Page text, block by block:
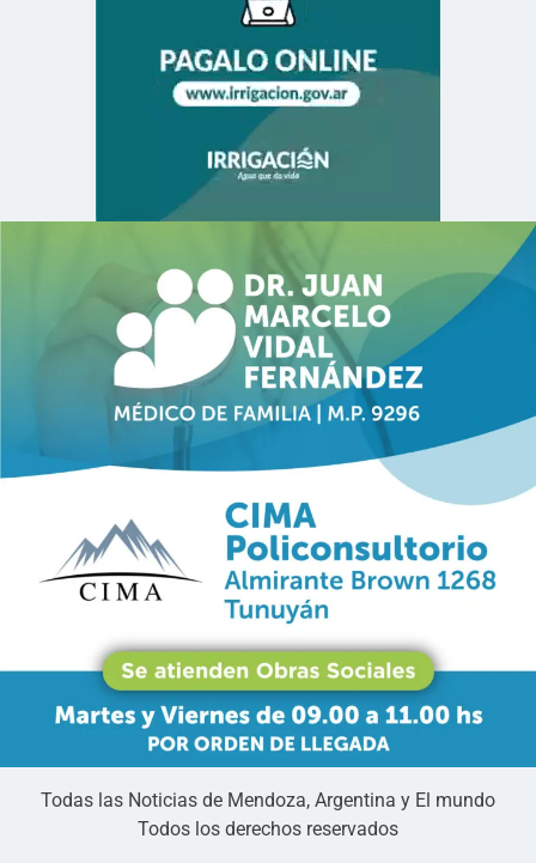
Todas las Noticias de Mendoza, Argentina y El mundo
Todos los derechos reservados